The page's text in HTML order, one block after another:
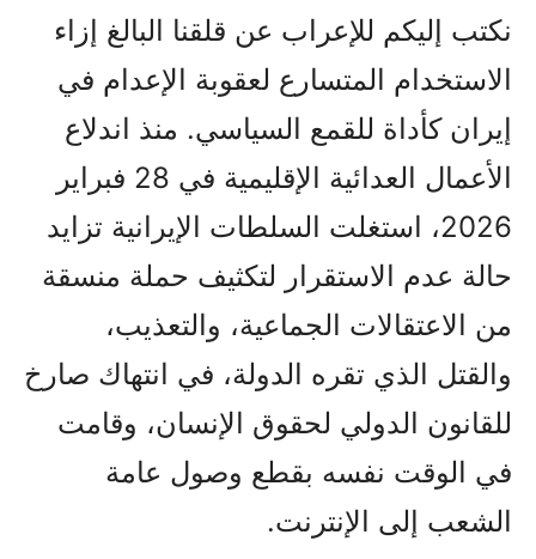
نكتب إليكم للإعراب عن قلقنا البالغ إزاء
الاستخدام المتسارع لعقوبة الإعدام في
إيران كأداة للقمع السياسي. منذ اندلاع
الأعمال العدائية الإقليمية في 28 فبراير
2026، استغلت السلطات الإيرانية تزايد
حالة عدم الاستقرار لتكثيف حملة منسقة
من الاعتقالات الجماعية، والتعذيب،
والقتل الذي تقره الدولة، في انتهاك صارخ
للقانون الدولي لحقوق الإنسان، وقامت
في الوقت نفسه بقطع وصول عامة
الشعب إلى الإنترنت.